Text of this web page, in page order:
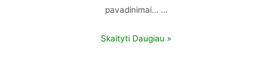
pavadinimai… …
Skaityti Daugiau »